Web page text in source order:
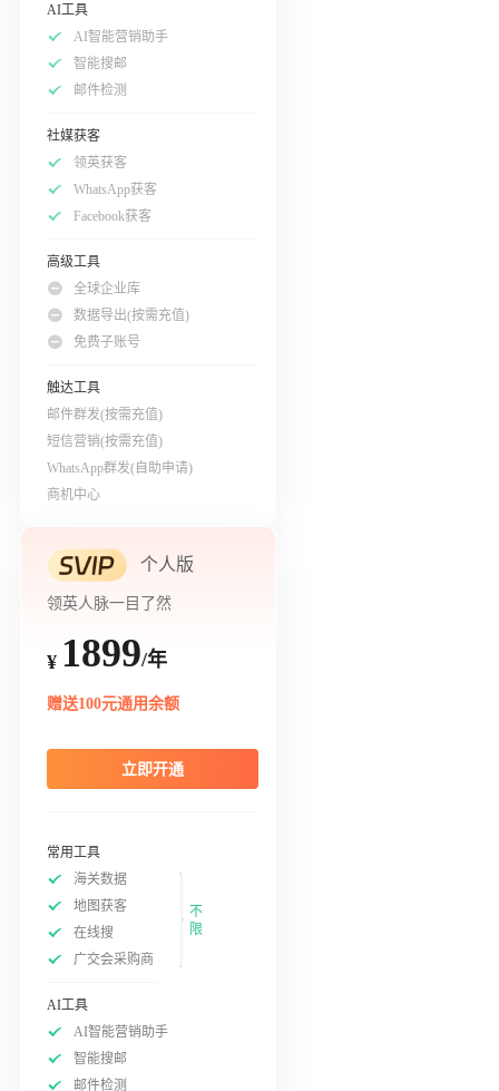
AI工具
AI智能营销助手
智能搜邮
邮件检测
社媒获客
领英获客
WhatsApp获客
Facebook获客
高级工具
全球企业库
数据导出(按需充值)
免费子账号
触达工具
邮件群发(按需充值)
短信营销(按需充值)
WhatsApp群发(自助申请)
商机中心
个人版
领英人脉一目了然
¥ 1899/年
赠送100元通用余额
立即开通
常用工具
海关数据
地图获客
在线搜
广交会采购商
不
限
AI工具
AI智能营销助手
智能搜邮
邮件检测